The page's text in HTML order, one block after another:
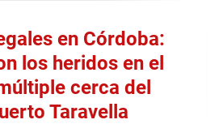
en Córdoba:
los heridos en el
cerca del
Taravella